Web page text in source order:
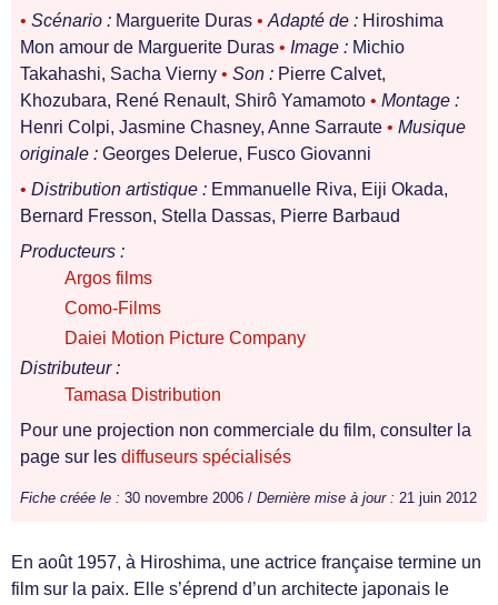
• Scénario : Marguerite Duras • Adapté de : Hiroshima
Mon amour de Marguerite Duras • Image : Michio
Takahashi, Sacha Vierny • Son : Pierre Calvet,
Khozubara, René Renault, Shirô Yamamoto • Montage :
Henri Colpi, Jasmine Chasney, Anne Sarraute • Musique
originale : Georges Delerue, Fusco Giovanni
• Distribution artistique : Emmanuelle Riva, Eiji Okada,
Bernard Fresson, Stella Dassas, Pierre Barbaud
Producteurs :
Argos films
Como-Films
Daiei Motion Picture Company
Distributeur :
Tamasa Distribution
Pour une projection non commerciale du film, consulter la
page sur les diffuseurs spécialisés
Fiche créée le : 30 novembre 2006 / Dernière mise à jour : 21 juin 2012
En août 1957, à Hiroshima, une actrice française termine un
film sur la paix. Elle s’éprend d’un architecte japonais le